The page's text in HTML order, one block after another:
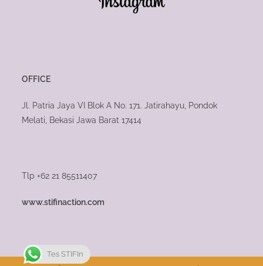
OFFICE
Jl. Patria Jaya VI Blok A No. 171. Jatirahayu, Pondok
Melati, Bekasi Jawa Barat 17414
Tlp +62 21 85511407
www.stifinaction.com
Tes STIFIn